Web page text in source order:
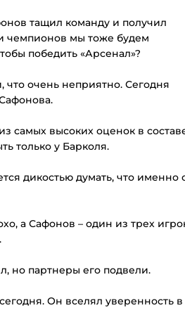
тащил команду и получил
чемпионов мы тоже будем
победить «Арсенал»?
очень неприятно. Сегодня
самых высоких оценок в
только у Барколя.
дикостью думать, что именно
а Сафонов – один из трех
но партнеры его подвели.
Он вселял уверенность в